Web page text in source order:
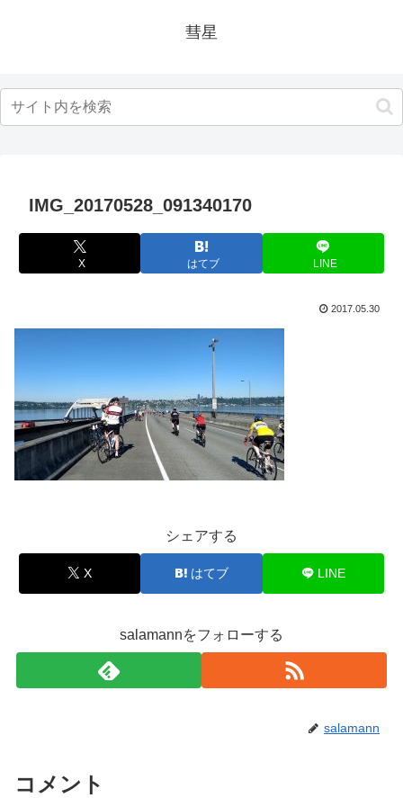
彗星
IMG_20170528_091340170
X はてブ LINE
2017.05.30
シェアする
X はてブ LINE
salamannをフォローする
salamann
コメント